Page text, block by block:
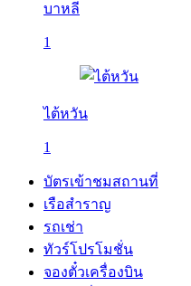
บาหลี
1
ไต้หวัน
1
บัตรเข้าชมสถานที่
เรือสำราญ
รถเช่า
ทัวร์โปรโมชั่น
จองตั๋วเครื่องบิน